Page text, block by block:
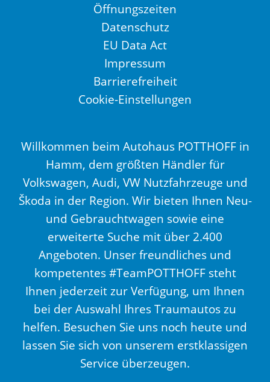
Öffnungszeiten
Datenschutz
EU Data Act
Impressum
Barrierefreiheit
Cookie-Einstellungen
Willkommen beim Autohaus POTTHOFF in
Hamm, dem größten Händler für
Volkswagen, Audi, VW Nutzfahrzeuge und
Škoda in der Region. Wir bieten Ihnen Neu-
und Gebrauchtwagen sowie eine
erweiterte Suche mit über 2.400
Angeboten. Unser freundliches und
kompetentes #TeamPOTTHOFF steht
Ihnen jederzeit zur Verfügung, um Ihnen
bei der Auswahl Ihres Traumautos zu
helfen. Besuchen Sie uns noch heute und
lassen Sie sich von unserem erstklassigen
Service überzeugen.